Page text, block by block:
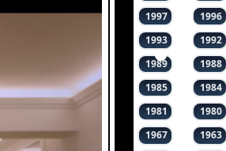
1997
1996
1993
1992
1989
1988
1985
1984
1981
1980
1967
1963